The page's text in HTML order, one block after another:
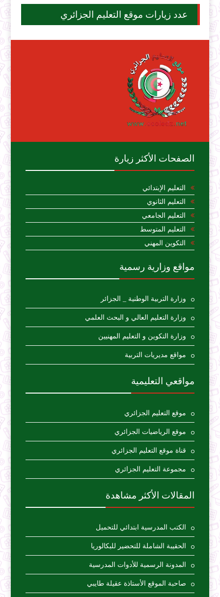
عدد زيارات موقع التعليم الجزائري
الصفحات الأكثر زيارة
التعليم الإبتدائي
التعليم الثانوي
التعليم الجامعي
التعليم المتوسط
التكوين المهني
مواقع وزارية رسمية
وزارة التربية الوطنية _ الجزائر
وزارة التعليم العالي و البحث العلمي
وزارة التكوين و التعليم المهنيين
مواقع مديريات التربية
مواقعي التعليمية
موقع التعليم الجزائري
موقع الرياضيات الجزائري
قناة موقع التعليم الجزائري
مجموعة التعليم الجزائري
المقالات الأكثر مشاهدة
الكتب المدرسية ابتدائي للتحميل
الحقيبة الشاملة للتحضير للبكالوريا
المدونة الرسمية للأدوات المدرسية
صاحبة الموقع الأستاذة عقيلة طايبي